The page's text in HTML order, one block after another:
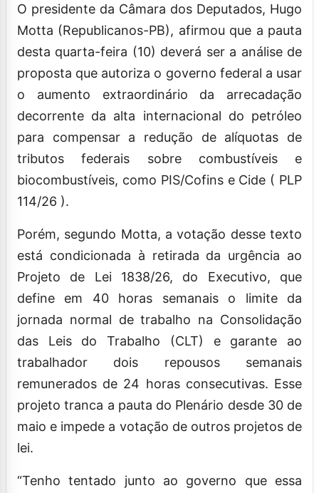
O presidente da Câmara dos Deputados, Hugo
Motta (Republicanos-PB), afirmou que a pauta
desta quarta-feira (10) deverá ser a análise de
proposta que autoriza o governo federal a usar
o aumento extraordinário da arrecadação
decorrente da alta internacional do petróleo
para compensar a redução de alíquotas de
tributos federais sobre combustíveis e
biocombustíveis, como PIS/Cofins e Cide ( PLP
114/26 ).
Porém, segundo Motta, a votação desse texto
está condicionada à retirada da urgência ao
Projeto de Lei 1838/26, do Executivo, que
define em 40 horas semanais o limite da
jornada normal de trabalho na Consolidação
das Leis do Trabalho (CLT) e garante ao
trabalhador dois repousos semanais
remunerados de 24 horas consecutivas. Esse
projeto tranca a pauta do Plenário desde 30 de
maio e impede a votação de outros projetos de
lei.
“Tenho tentado junto ao governo que essa